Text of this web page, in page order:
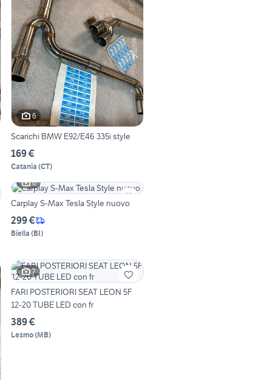
6
Scarichi BMW E92/E46 335i style
169 €
Catania (CT)
6
Carplay S-Max Tesla Style nuovo
299 €
Biella (BI)
7
FARI POSTERIORI SEAT LEON 5F
12-20 TUBE LED con fr
389 €
Lesmo(MB)